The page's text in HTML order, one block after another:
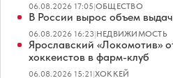
06.08.2026 17:05|ОБЩЕСТВО
В России вырос объем
06.08.2026 16:23|НЕДВИЖИМОСТЬ
Ярославский «Локомотив»
хоккеистов в фарм-клуб
06.08.2026 15:21|ХОККЕЙ